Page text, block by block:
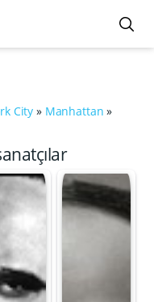
City » Manhattan »